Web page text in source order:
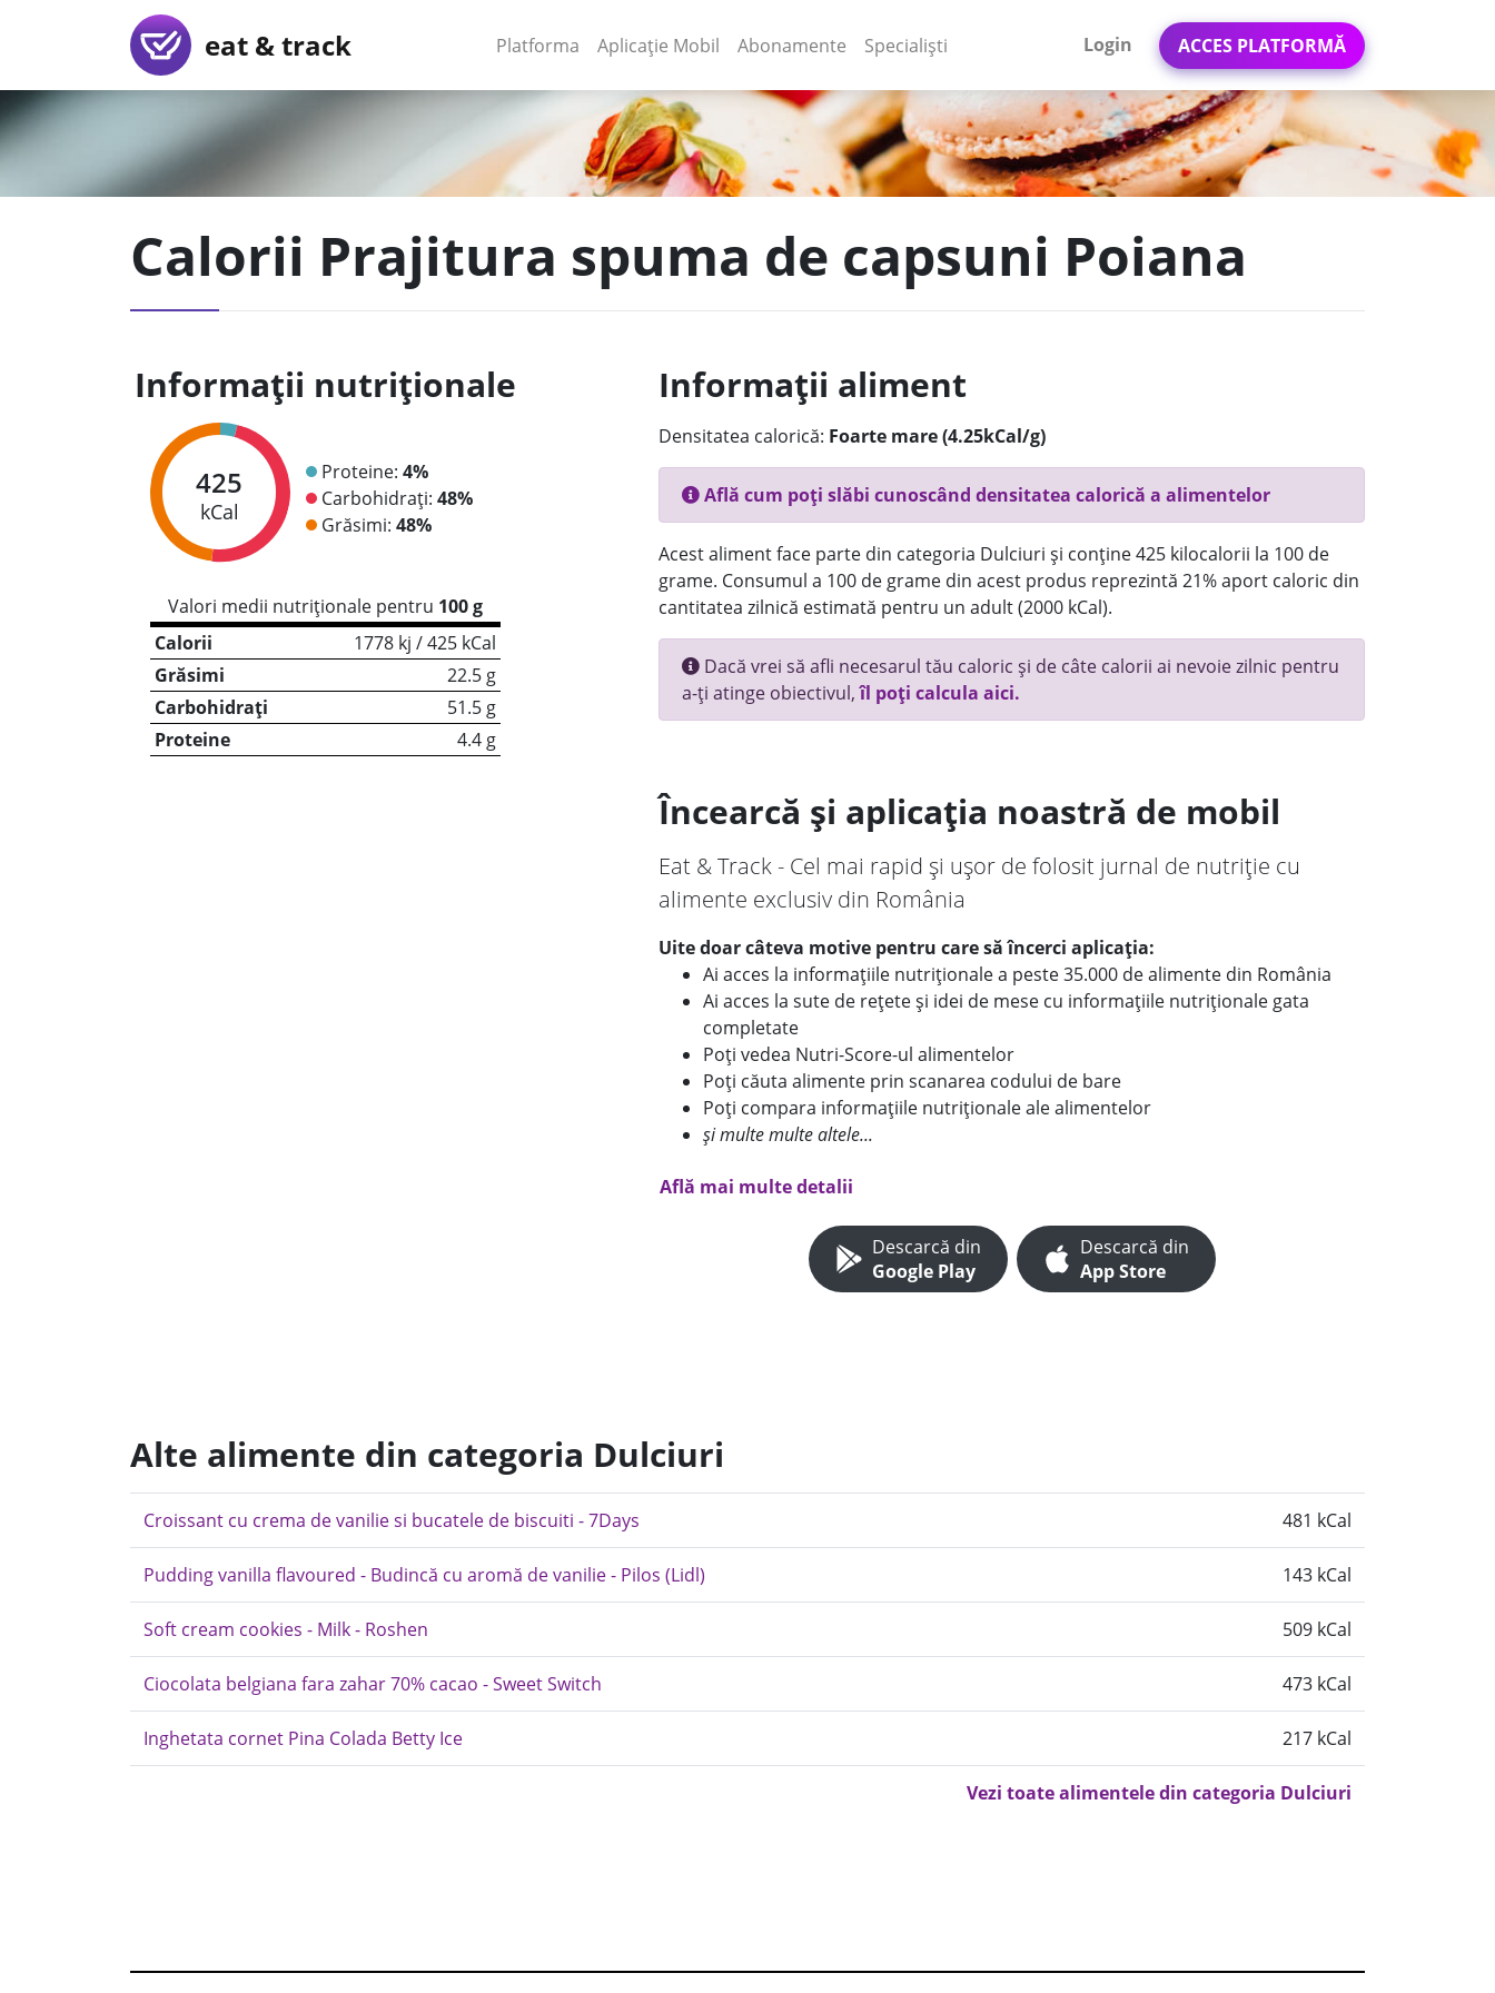
eat & track Platforma (current)
Aplicație Mobil (current)
Abonamente Specialiști Login ACCES PLATFORMĂ
Calorii Prajitura spuma de capsuni Poiana
Informații nutriționale
425
kCal
Proteine: 4%
Carbohidrați: 48%
Grăsimi: 48%
Valori medii nutriționale pentru 100 g
Calorii
1778 kj / 425 kCal
Grăsimi
22.5 g
Carbohidrați
51.5 g
Proteine
4.4 g
Informații aliment
Densitatea calorică: Foarte mare (4.25kCal/g)
Află cum poți slăbi cunoscând densitatea calorică a alimentelor
Acest aliment face parte din categoria Dulciuri și conține 425 kilocalorii la 100 de
grame. Consumul a 100 de grame din acest produs reprezintă 21% aport caloric din
cantitatea zilnică estimată pentru un adult (2000 kCal).
Dacă vrei să afli necesarul tău caloric și de câte calorii ai nevoie zilnic pentru
a-ți atinge obiectivul,îl poți calcula aici.
Încearcă și aplicația noastră de mobil
Eat & Track - Cel mai rapid și ușor de folosit jurnal de nutriție cu
alimente exclusiv din România
Uite doar câteva motive pentru care să încerci aplicația:
Ai acces la informațiile nutriționale a peste 35.000 de alimente din România
Ai acces la sute de rețete și idei de mese cu informațiile nutriționale gata
completate
Poți vedea Nutri-Score-ul alimentelor
Poți căuta alimente prin scanarea codului de bare
Poți compara informațiile nutriționale ale alimentelor
și multe multe altele...
Află mai multe detalii
Descarcă din
Google Play
Descarcă din
App Store
Alte alimente din categoria Dulciuri
Croissant cu crema de vanilie si bucatele de biscuiti - 7Days 481 kCal
Pudding vanilla flavoured - Budincă cu aromă de vanilie - Pilos (Lidl) 143 kCal
Soft cream cookies - Milk - Roshen 509 kCal
Ciocolata belgiana fara zahar 70% cacao - Sweet Switch 473 kCal
Inghetata cornet Pina Colada Betty Ice 217 kCal
Vezi toate alimentele din categoria Dulciuri